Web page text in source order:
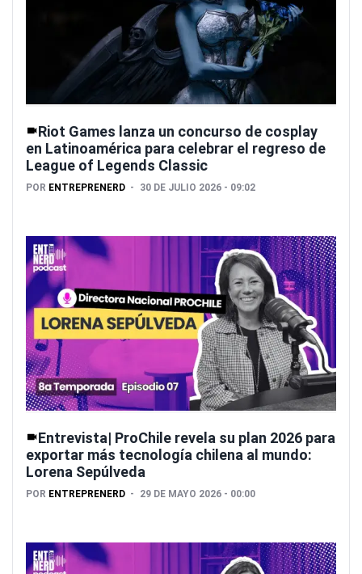
Riot Games lanza un concurso de cosplay
en Latinoamérica para celebrar el regreso de
League of Legends Classic
POR ENTREPRENERD 30 DE JULIO 2026 - 09:02
Entrevista| ProChile revela su plan 2026 para
exportar más tecnología chilena al mundo:
Lorena Sepúlveda
POR ENTREPRENERD 29 DE MAYO 2026 - 00:00